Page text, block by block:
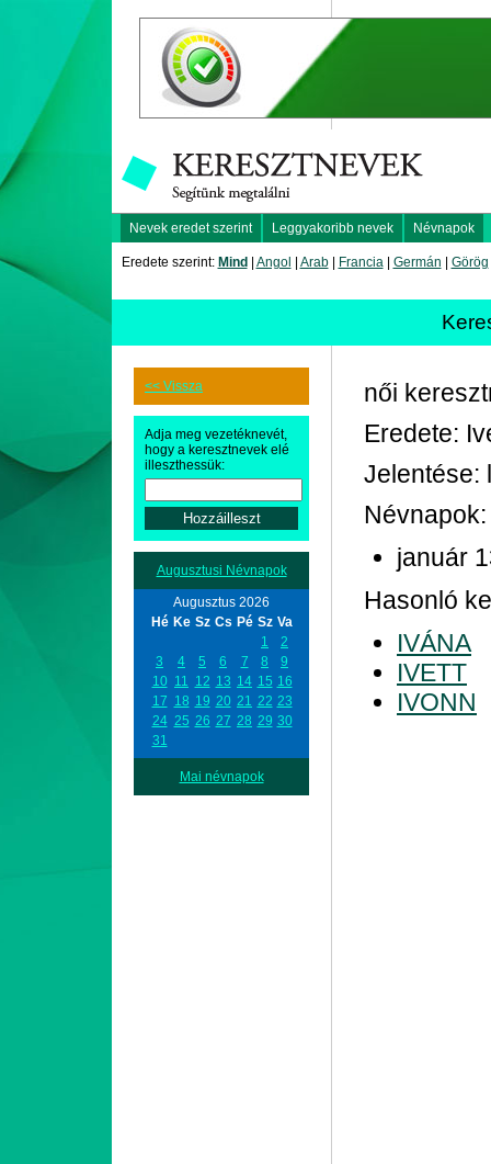
Nevek eredet szerint Leggyakoribb nevek Névnapok
Eredete szerint: Mind Angol Arab| Francia| Germán Görög
<< Vissza
Adja meg vezetéknevét,
hogy a keresztnevek elé
illeszthessük:
Augusztusi Névnapok
Augusztus 2026
Hé Ke Sz Cs Pé Sz Va
1
2
3
4 5 6 7 8
9
10 11 12 13 14 15 16
17 18 19 20 21 22 23
24 25 26 27 28 29 30
31
Mai névnapok
női
Eredete:
Jelentése:
Névnapok:
január
Hasonló
IVÁNA
IVETT
IVONN